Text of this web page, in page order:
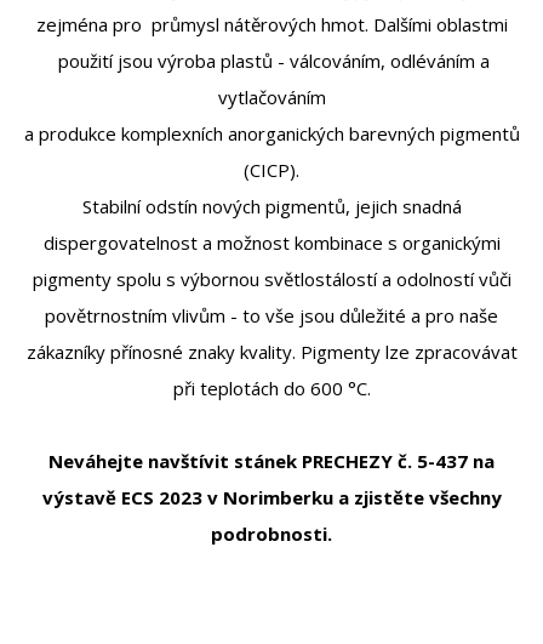
zejména pro průmysl nátěrových hmot. Dalšími oblastmi
použití jsou výroba plastů - válcováním, odléváním a
vytlačováním
a produkce komplexních anorganických barevných pigmentů
(CICP).
Stabilní odstín nových pigmentů, jejich snadná
dispergovatelnost a možnost kombinace s organickými
pigmenty spolu s výbornou světlostálostí a odolností vůči
povětrnostním vlivům - to vše jsou důležité a pro naše
zákazníky přínosné znaky kvality. Pigmenty lze zpracovávat
při teplotách do 600 °C.
Neváhejte navštívit stánek PRECHEZY č. 5-437 na
výstavě ECS 2023 v Norimberku a zjistěte všechny
podrobnosti.